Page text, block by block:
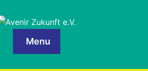
Menu